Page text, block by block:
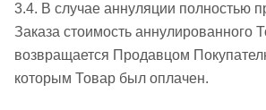
3.4. В случае аннуляции полностью
Заказа стоимость аннулированного
возвращается Продавцом
которым Товар был оплачен.